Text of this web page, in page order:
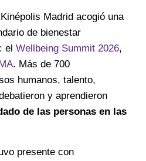
Madrid acogió una
de bienestar
el Wellbeing Summit 2026,
. Más de 700
humanos, talento,
y aprendieron
de las personas en las
presente con